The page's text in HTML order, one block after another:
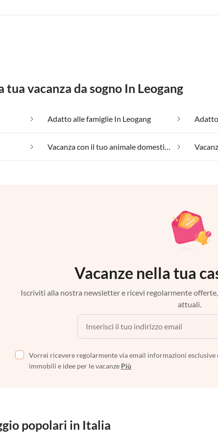
tua vacanza da sogno In Leogang
Adatto alle famiglie In Leogang
Vacanza con il tuo animale domestico In Leogang
Vacanze nella tua
Iscriviti alla nostra newsletter e ricevi regolarmente
attuali.
Vorrei ricevere regolarmente via email informazioni esclusive
immobili e idee per le vacanze Più
popolari in Italia